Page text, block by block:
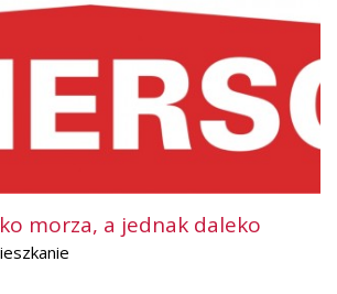
morza, a jednak daleko